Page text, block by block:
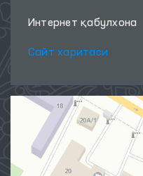
Интернет қабулхона
Сайт харитаси